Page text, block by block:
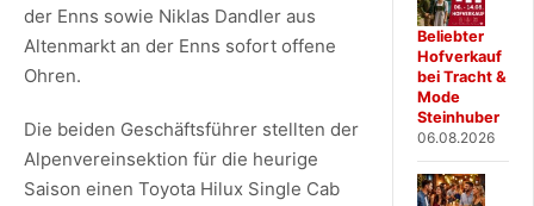
der Enns sowie Niklas Dandler aus
Altenmarkt an der Enns sofort offene
Ohren.
Die beiden Geschäftsführer stellten der
Alpenvereinsektion für die heurige
Saison einen Toyota Hilux Single Cab
Beliebter
Hofverkauf
bei Tracht &
Mode
Steinhuber
06.08.2026